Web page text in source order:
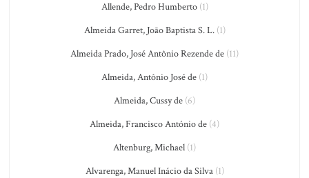
Allende, Pedro Humberto(1)
Almeida Garret, João Baptista S. L.(1)
Almeida Prado, José Antônio Rezende de (11)
Almeida, Antônio José de (1)
Almeida, Cussy de (6)
Almeida, Francisco António de (4)
Altenburg, Michael (1)
Alvarenga, Manuel Inácio da Silva(1)